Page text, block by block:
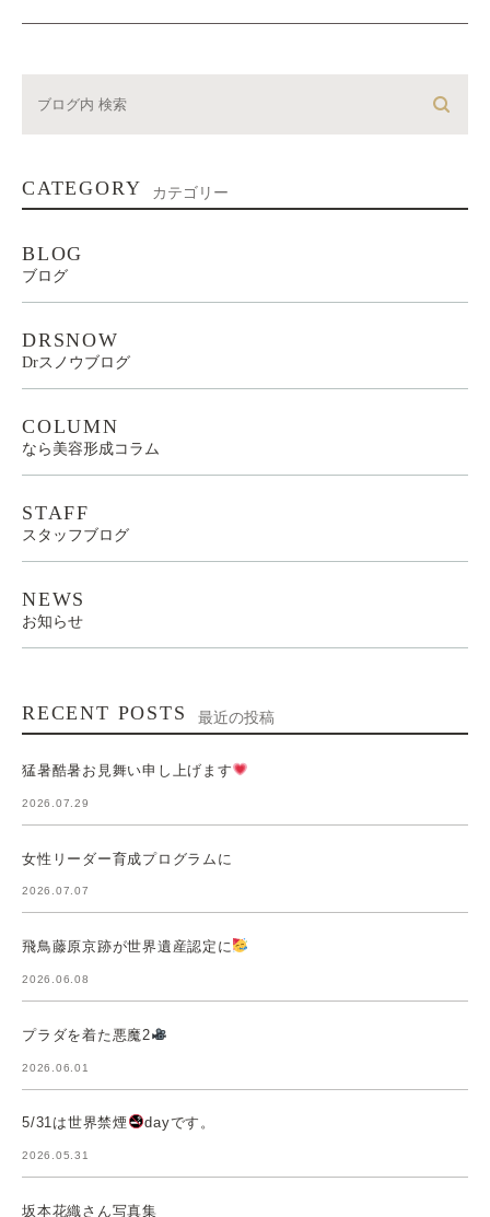
CATEGORY カテゴリー
BLOG
ブログ
DRSNOW
Drスノウブログ
COLUMN
なら美容形成コラム
STAFF
スタッフブログ
NEWS
お知らせ
RECENT POSTS 最近の投稿
猛暑酷暑お見舞い申し上げます
2026.07.29
女性リーダー育成プログラムに
2026.07.07
飛鳥藤原京跡が世界遺産認定に
2026.06.08
プラダを着た悪魔2
2026.06.01
5/31は世界禁煙 dayです。
2026.05.31
坂本花織さん写真集